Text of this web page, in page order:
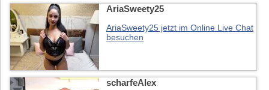
AriaSweety25
AriaSweety25 jetzt im Online Live Chat
besuchen
scharfeAlex